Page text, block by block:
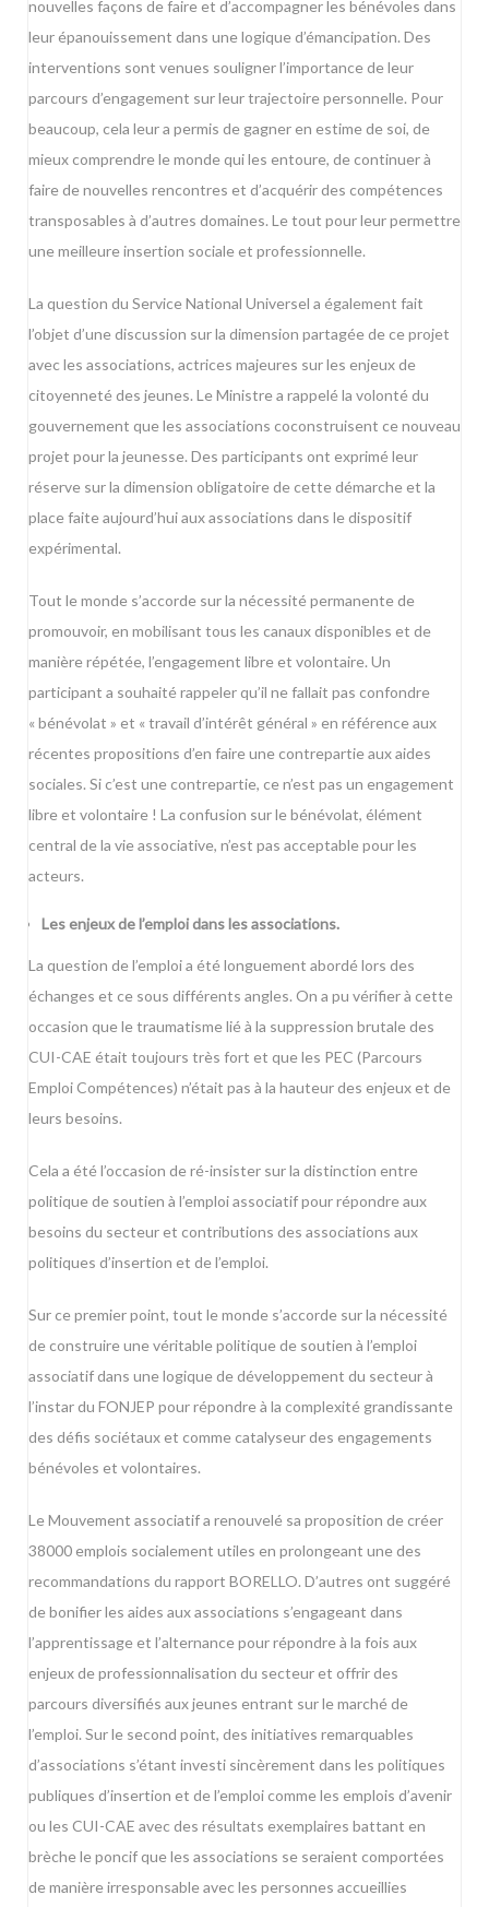
nouvelles façons de faire et d’accompagner les bénévoles dans
leur épanouissement dans une logique d’émancipation. Des
interventions sont venues souligner l’importance de leur
parcours d’engagement sur leur trajectoire personnelle. Pour
beaucoup, cela leur a permis de gagner en estime de soi, de
mieux comprendre le monde qui les entoure, de continuer à
faire de nouvelles rencontres et d’acquérir des compétences
transposables à d’autres domaines. Le tout pour leur permettre
une meilleure insertion sociale et professionnelle.
La question du Service National Universel a également fait
l’objet d’une discussion sur la dimension partagée de ce projet
avec les associations, actrices majeures sur les enjeux de
citoyenneté des jeunes. Le Ministre a rappelé la volonté du
gouvernement que les associations coconstruisent ce nouveau
projet pour la jeunesse. Des participants ont exprimé leur
réserve sur la dimension obligatoire de cette démarche et la
place faite aujourd’hui aux associations dans le dispositif
expérimental.
Tout le monde s’accorde sur la nécessité permanente de
promouvoir, en mobilisant tous les canaux disponibles et de
manière répétée, l’engagement libre et volontaire. Un
participant a souhaité rappeler qu’il ne fallait pas confondre
« bénévolat » et « travail d’intérêt général » en référence aux
récentes propositions d’en faire une contrepartie aux aides
sociales. Si c’est une contrepartie, ce n’est pas un engagement
libre et volontaire ! La confusion sur le bénévolat, élément
central de la vie associative, n’est pas acceptable pour les
acteurs.
Les enjeux de l’emploi dans les associations.
La question de l’emploi a été longuement abordé lors des
échanges et ce sous différents angles. On a pu vérifier à cette
occasion que le traumatisme lié à la suppression brutale des
CUI-CAE était toujours très fort et que les PEC (Parcours
Emploi Compétences) n’était pas à la hauteur des enjeux et de
leurs besoins.
Cela a été l’occasion de ré-insister sur la distinction entre
politique de soutien à l’emploi associatif pour répondre aux
besoins du secteur et contributions des associations aux
politiques d’insertion et de l’emploi.
Sur ce premier point, tout le monde s’accorde sur la nécessité
de construire une véritable politique de soutien à l’emploi
associatif dans une logique de développement du secteur à
l’instar du FONJEP pour répondre à la complexité grandissante
des défis sociétaux et comme catalyseur des engagements
bénévoles et volontaires.
Le Mouvement associatif a renouvelé sa proposition de créer
38000 emplois socialement utiles en prolongeant une des
recommandations du rapport BORELLO. D’autres ont suggéré
de bonifier les aides aux associations s’engageant dans
l’apprentissage et l’alternance pour répondre à la fois aux
enjeux de professionnalisation du secteur et offrir des
parcours diversifiés aux jeunes entrant sur le marché de
l’emploi. Sur le second point, des initiatives remarquables
d’associations s’étant investi sincèrement dans les politiques
publiques d’insertion et de l’emploi comme les emplois d’avenir
ou les CUI-CAE avec des résultats exemplaires battant en
brèche le poncif que les associations se seraient comportées
de manière irresponsable avec les personnes accueillies